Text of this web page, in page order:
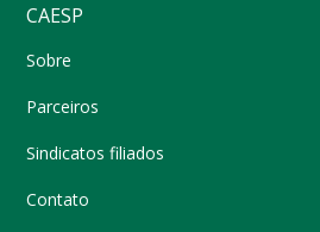
CAESP
Sobre
Parceiros
Sindicatos filiados
Contato